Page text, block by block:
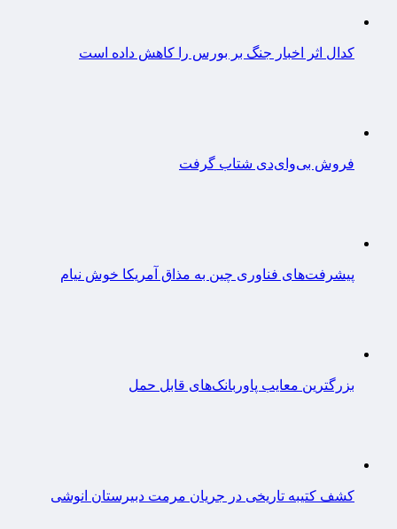
کدال اثر اخبار جنگ بر بورس را کاهش داده است
فروش بی‌وای‌دی شتاب گرفت
پیشرفت‌های فناوری چین به مذاق آمریکا خوش نیام
بزرگترین معایب پاوربانک‌های قابل حمل
کشف کتیبه تاریخی در جریان مرمت دبیرستان انوشی